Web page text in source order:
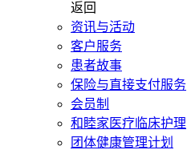
返回
资讯与活动
客户服务
患者故事
保险与直接支付服务
会员制
和睦家医疗临床护理
团体健康管理计划